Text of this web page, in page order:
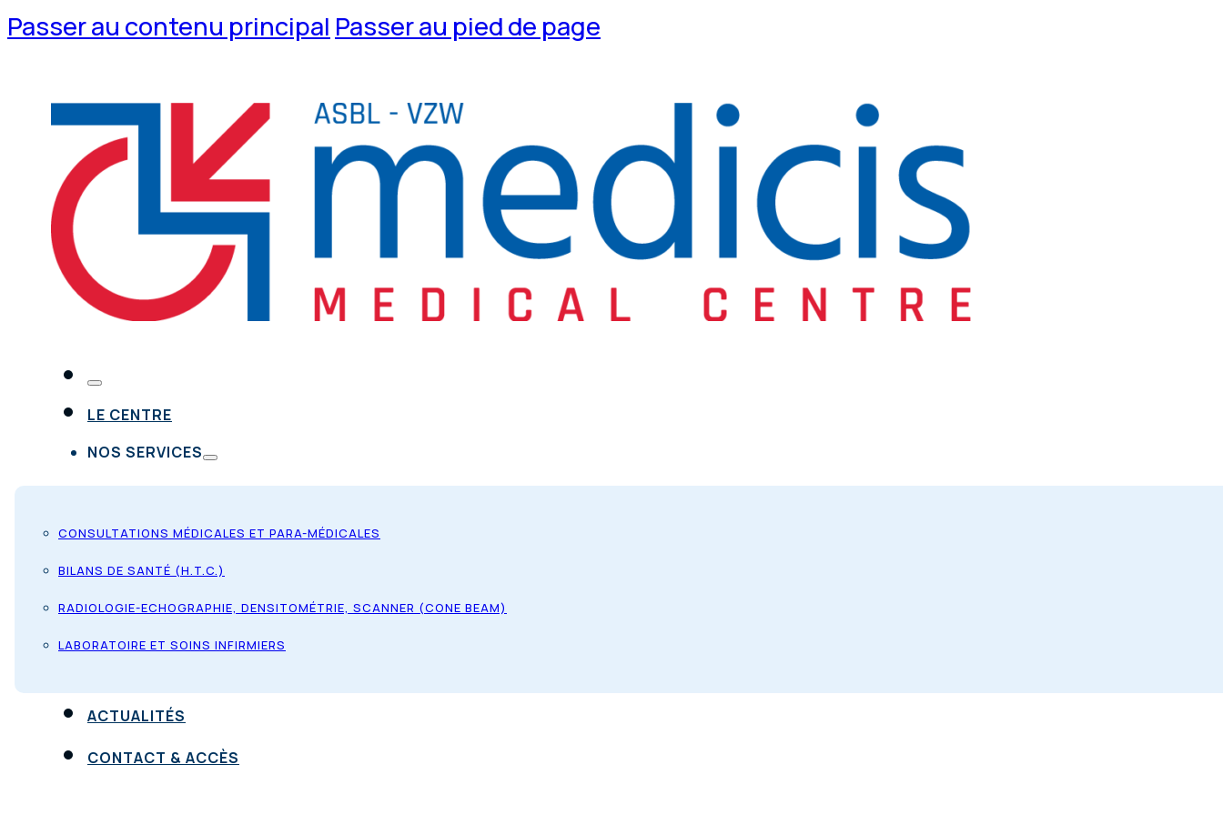
Passer au contenu principal Passer au pied de page
LE CENTRE
NOS SERVICES
CONSULTATIONS MÉDICALES ET PARA-MÉDICALES
BILANS DE SANTÉ (H.T.C.)
RADIOLOGIE-ECHOGRAPHIE, DENSITOMÉTRIE, SCANNER (CONE BEAM)
LABORATOIRE ET SOINS INFIRMIERS
ACTUALITÉS
CONTACT & ACCÈS